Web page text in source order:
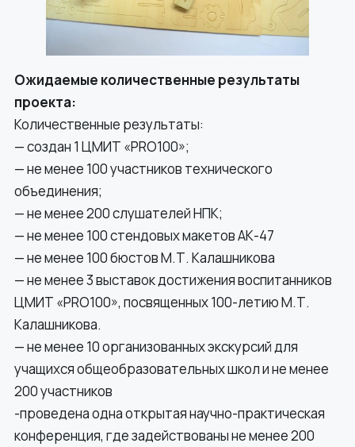
Ожидаемые количественные результаты
проекта:
Количественные результаты:
— создан 1 ЦМИТ «PRO100»;
— не менее 100 участников технического
объединения;
— не менее 200 слушателей НПК;
— не менее 100 стендовых макетов АК-47
— не менее 100 бюстов М.Т. Калашникова
— не менее 3 выставок достижения воспитанников
ЦМИТ «PRO100», посвященных 100-летию М.Т.
Калашникова.
— не менее 10 организованных экскурсий для
учащихся общеобразовательных школ и не менее
200 участников
-проведена одна открытая научно-практическая
конференция, где задействованы не менее 200